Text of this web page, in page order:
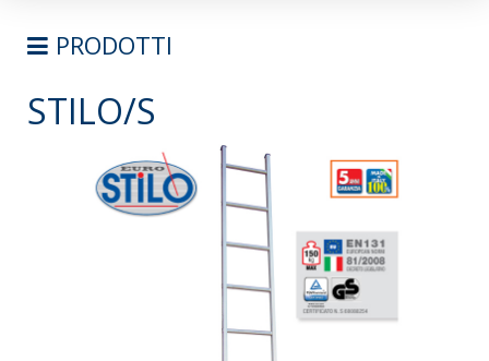
PRODOTTI
SCALE
TRASFORMABILI
SFILABILI CON FUNE
STILO/S